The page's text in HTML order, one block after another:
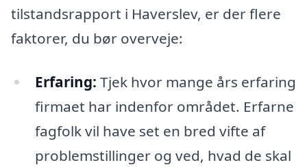
tilstandsrapport i Haverslev, er der flere
faktorer, du bør overveje:
Erfaring: Tjek hvor mange års erfaring
firmaet har indenfor området. Erfarne
fagfolk vil have set en bred vifte af
problemstillinger og ved, hvad de skal